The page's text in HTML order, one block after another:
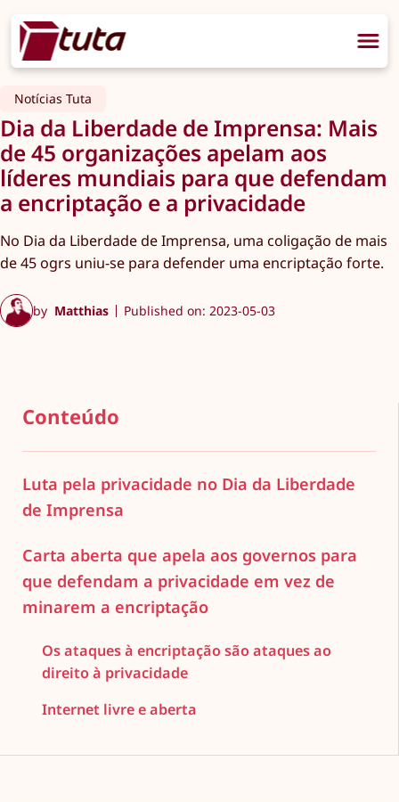
Notícias Tuta
Dia da Liberdade de Imprensa: Mais
de 45 organizações apelam aos
líderes mundiais para que defendam
a encriptação e a privacidade
No Dia da Liberdade de Imprensa, uma coligação de mais
de 45 ogrs uniu-se para defender uma encriptação forte.
by Matthias Published on: 2023-05-03
Conteúdo
Luta pela privacidade no Dia da Liberdade
de Imprensa
Carta aberta que apela aos governos para
que defendam a privacidade em vez de
minarem a encriptação
Os ataques à encriptação são ataques ao
direito à privacidade
Internet livre e aberta